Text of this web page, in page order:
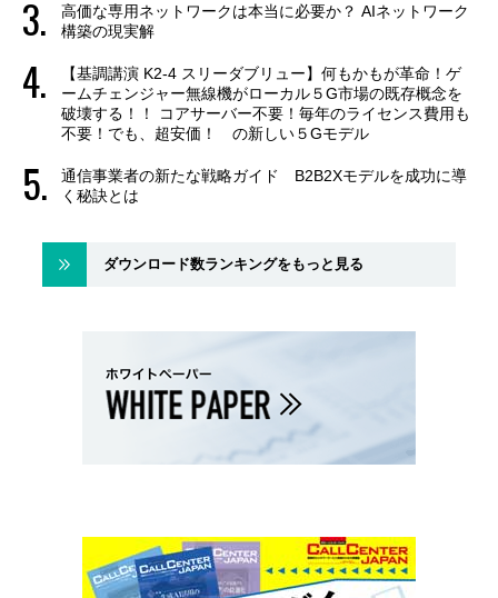
高価な専用ネットワークは本当に必要か？ AIネットワーク
構築の現実解
【基調講演 K2-4 スリーダブリュー】何もかもが革命！ゲ
ームチェンジャー無線機がローカル５G市場の既存概念を
破壊する！！ コアサーバー不要！毎年のライセンス費用も
不要！でも、超安価！ の新しい５Gモデル
通信事業者の新たな戦略ガイド B2B2Xモデルを成功に導
く秘訣とは
ダウンロード数ランキングをもっと見る